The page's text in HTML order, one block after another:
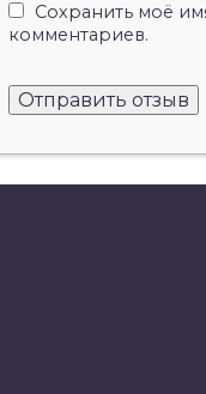
Сохранить моё
комментариев.